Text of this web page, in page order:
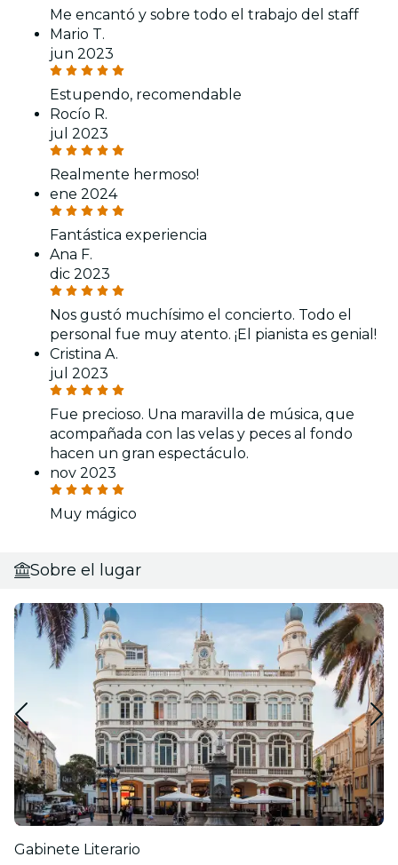
Me encantó y sobre todo el trabajo del staff
Mario T.
jun 2023
Estupendo, recomendable
Rocío R.
jul 2023
Realmente hermoso!
ene 2024
Fantástica experiencia
Ana F.
dic 2023
Nos gustó muchísimo el concierto. Todo el
personal fue muy atento. ¡El pianista es genial!
Cristina A.
jul 2023
Fue precioso. Una maravilla de música, que
acompañada con las velas y peces al fondo
hacen un gran espectáculo.
nov 2023
Muy mágico
Sobre el lugar
Gabinete Literario